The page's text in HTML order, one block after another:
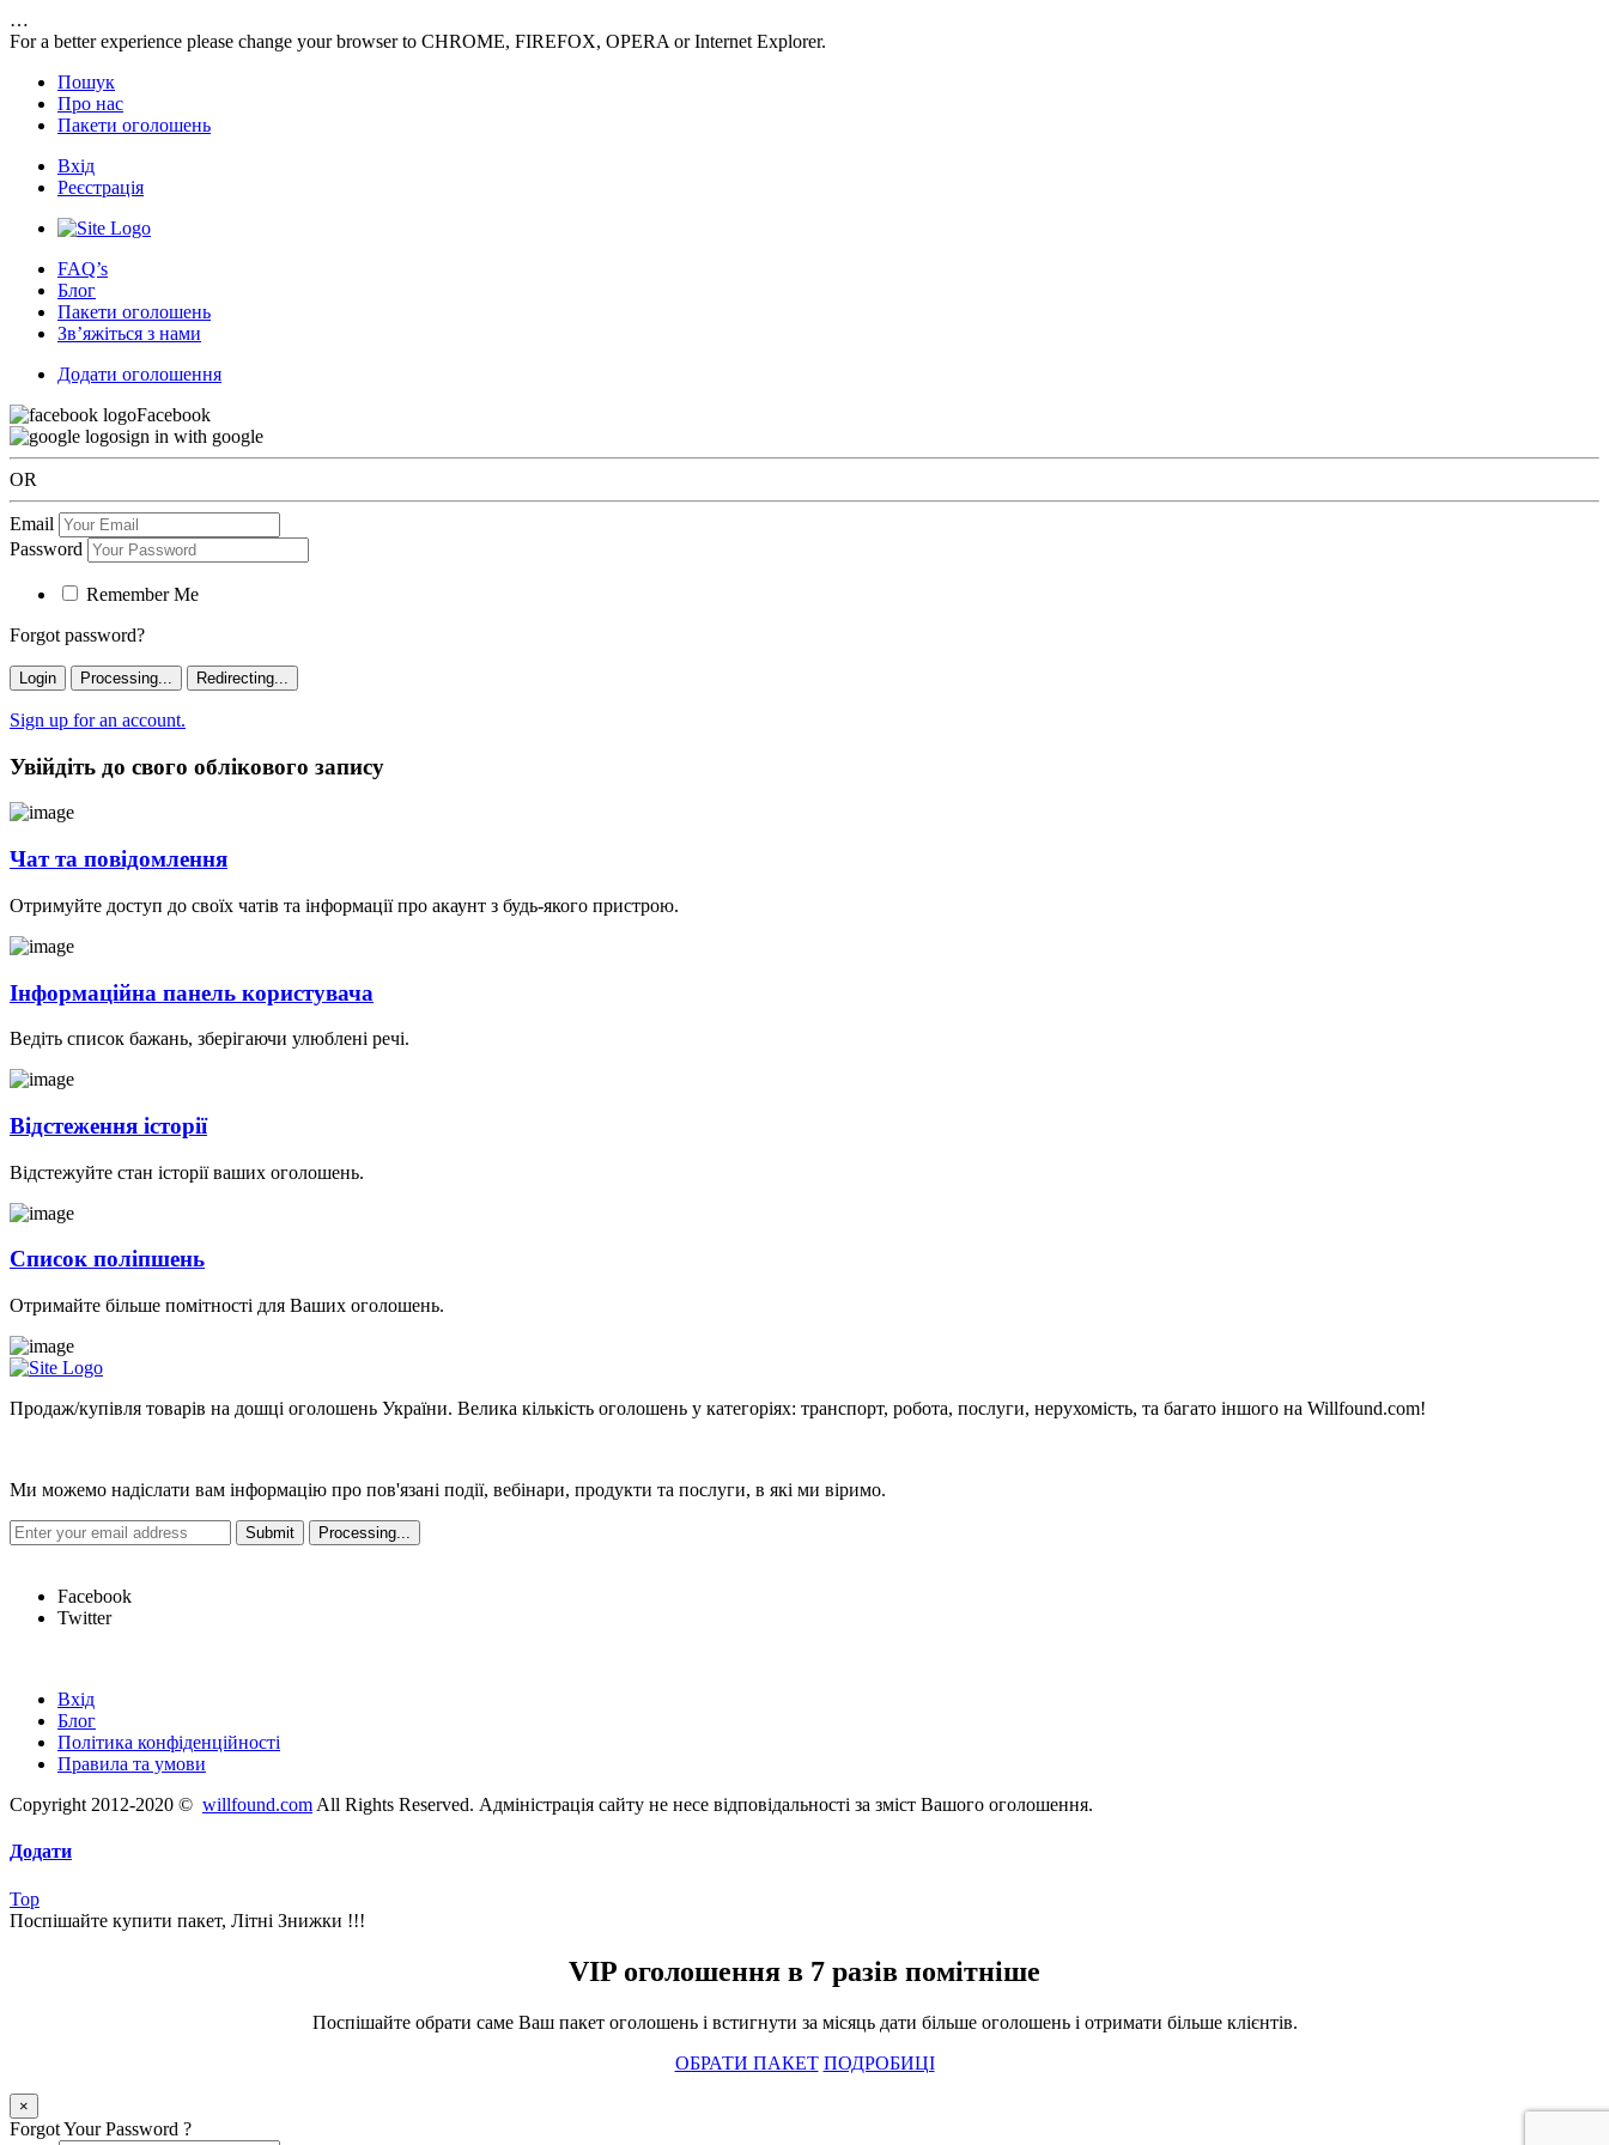
…
For a better experience please change your browser to CHROME, FIREFOX, OPERA or Internet Explorer.
Пошук
Про нас
Пакети оголошень
Вхід
Реєстрація
FAQ’s
Блог
Пакети оголошень
Зв’яжіться з нами
Додати оголошення
Facebook
sign in with google
OR
Email
Password
Remember Me
Forgot password?
Login Processing... Redirecting...
Sign up for an account.
Увійдіть до свого облікового запису
Чат та повідомлення
Отримуйте доступ до своїх чатів та інформації про акаунт з будь-якого пристрою.
Інформаційна панель користувача
Ведіть список бажань, зберігаючи улюблені речі.
Відстеження історії
Відстежуйте стан історії ваших оголошень.
Список поліпшень
Отримайте більше помітності для Ваших оголошень.
Продаж/купівля товарів на дошці оголошень України. Велика кількість оголошень у категоріях: транспорт, робота, послуги, нерухомість, та багато іншого на Willfound.com!
Ми можемо надіслати вам інформацію про пов'язані події, вебінари, продукти та послуги, в які ми віримо.
Facebook
Twitter
Вхід
Блог
Політика конфіденційності
Правила та умови
Copyright 2012-2020 © willfound.com All Rights Reserved. Адміністрація сайту не несе відповідальності за зміст Вашого оголошення.
Додати
Top
Поспішайте купити пакет, Літні Знижки !!!
VIP оголошення в 7 разів помітніше
Поспішайте обрати саме Ваш пакет оголошень і встигнути за місяць дати більше оголошень і отримати більше клієнтів.
ОБРАТИ ПАКЕТ ПОДРОБИЦІ
×
Forgot Your Password ?